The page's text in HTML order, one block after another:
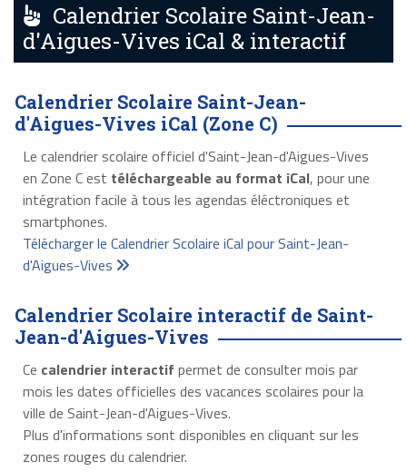
Calendrier Scolaire Saint-Jean-
d'Aigues-Vives iCal & interactif
Calendrier Scolaire Saint-Jean-
d'Aigues-Vives iCal (Zone C)
Le calendrier scolaire officiel d'Saint-Jean-d'Aigues-Vives
en Zone C est téléchargeable au format iCal, pour une
intégration facile à tous les agendas éléctroniques et
smartphones.
Télécharger le Calendrier Scolaire iCal pour Saint-Jean-
d'Aigues-Vives
Calendrier Scolaire interactif de Saint-
Jean-d'Aigues-Vives
Ce calendrier interactif permet de consulter mois par
mois les dates officielles des vacances scolaires pour la
ville de Saint-Jean-d'Aigues-Vives.
Plus d'informations sont disponibles en cliquant sur les
zones rouges du calendrier.